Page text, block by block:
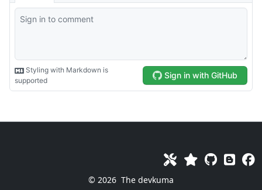
© 2026 The devkuma